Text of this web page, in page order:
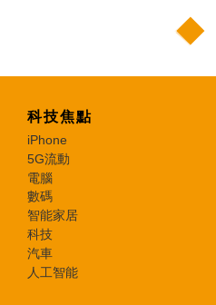
科技焦點
iPhone
5G流動
電腦
數碼
智能家居
科技
汽車
人工智能